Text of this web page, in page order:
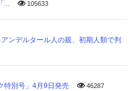
...
105633
アンデルタール人の親、初期人類で判
特別号」4月9日発売 46287